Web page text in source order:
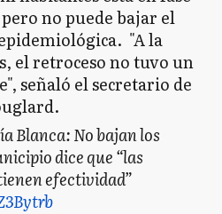
no puede bajar el
"A la
el retroceso no tuvo un
señaló el secretario de
Blanca: No bajan los
dice que “las
efectividad”